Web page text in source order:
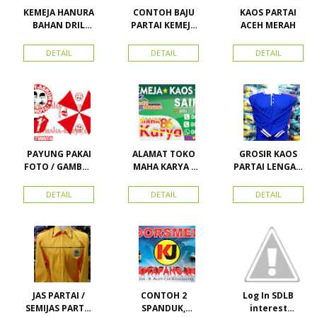
KEMEJA HANURA
BAHAN DRIL
HANURA
DETAIL
CONTOH BAJU
PARTAI KEMEJA
SEMUA ATRIBUT
PARTAI
DETAIL
KAOS PARTAI
ACEH MERAH
DETAIL
PAYUNG PAKAI
FOTO / GAMBAR
KAMPANYE,
PARTAI DAN
DETAIL
ALAMAT TOKO
MAHA KARYA /
PERDANA 411
DETAIL
GROSIR KAOS
PARTAI LENGAN
MURAH
LACOSTE SEMUA
STOK
DETAIL
JAS PARTAI /
SEMIJAS PARTAI
CONTOH 2
SPANDUK,
Log In SDLB
interest